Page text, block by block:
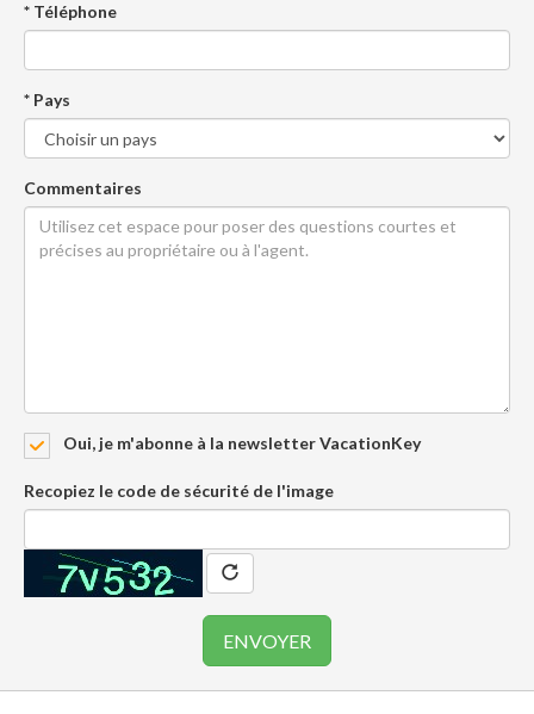
* Téléphone
* Pays
Commentaires
Oui, je m'abonne à la newsletter VacationKey
Recopiez le code de sécurité de l'image